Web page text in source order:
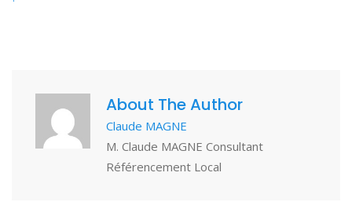
About The Author
Claude MAGNE
M. Claude MAGNE Consultant
Référencement Local